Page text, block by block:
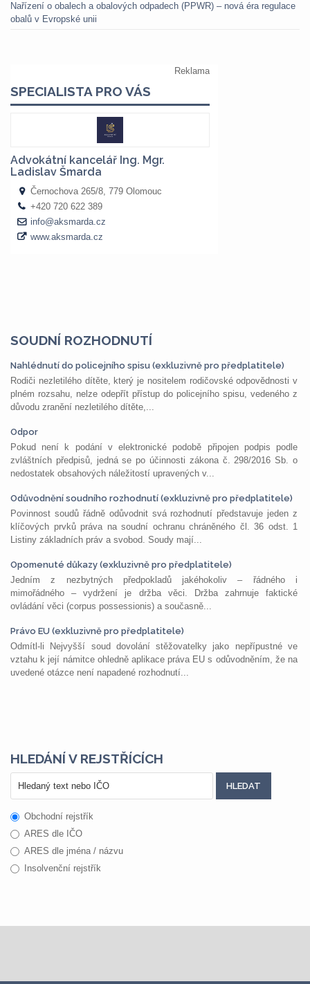
Nařízení o obalech a obalových odpadech (PPWR) – nová éra regulace
obalů v Evropské unii
SOUDNÍ ROZHODNUTÍ
Nahlédnutí do policejního spisu (exkluzivně pro předplatitele)
Rodiči nezletilého dítěte, který je nositelem rodičovské odpovědnosti v
plném rozsahu, nelze odepřít přístup do policejního spisu, vedeného z
důvodu zranění nezletilého dítěte,...
Odpor
Pokud není k podání v elektronické podobě připojen podpis podle
zvláštních předpisů, jedná se po účinnosti zákona č. 298/2016 Sb. o
nedostatek obsahových náležitostí upravených v...
Odůvodnění soudního rozhodnutí (exkluzivně pro předplatitele)
Povinnost soudů řádně odůvodnit svá rozhodnutí představuje jeden z
klíčových prvků práva na soudní ochranu chráněného čl. 36 odst. 1
Listiny základních práv a svobod. Soudy mají...
Opomenuté důkazy (exkluzivně pro předplatitele)
Jedním z nezbytných předpokladů jakéhokoliv – řádného i
mimořádného – vydržení je držba věci. Držba zahrnuje faktické
ovládání věci (corpus possessionis) a současně...
Právo EU (exkluzivně pro předplatitele)
Odmítl-li Nejvyšší soud dovolání stěžovatelky jako nepřípustné ve
vztahu k její námitce ohledně aplikace práva EU s odůvodněním, že na
uvedené otázce není napadené rozhodnutí...
HLEDÁNÍ V REJSTŘÍCÍCH
Obchodní rejstřík
ARES dle IČO
ARES dle jména / názvu
Insolvenční rejstřík